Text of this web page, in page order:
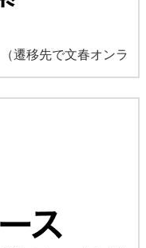
（遷移先で文春オンラ